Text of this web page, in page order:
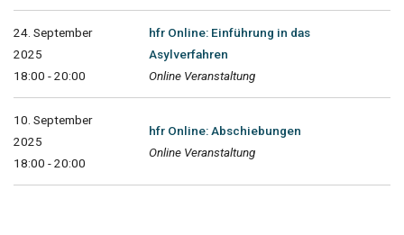
24. September
2025
18:00 - 20:00
hfr Online: Einführung in das
Asylverfahren
Online Veranstaltung
10. September
2025
18:00 - 20:00
hfr Online: Abschiebungen
Online Veranstaltung